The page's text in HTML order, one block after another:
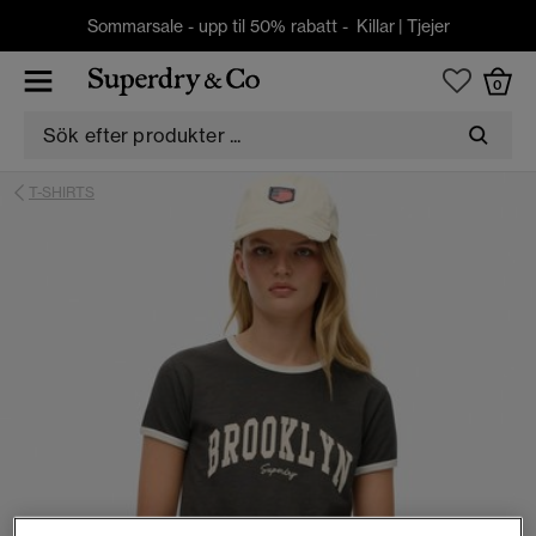
Sommarsale - upp til 50% rabatt - Killar| Tjejer
0
T-SHIRTS